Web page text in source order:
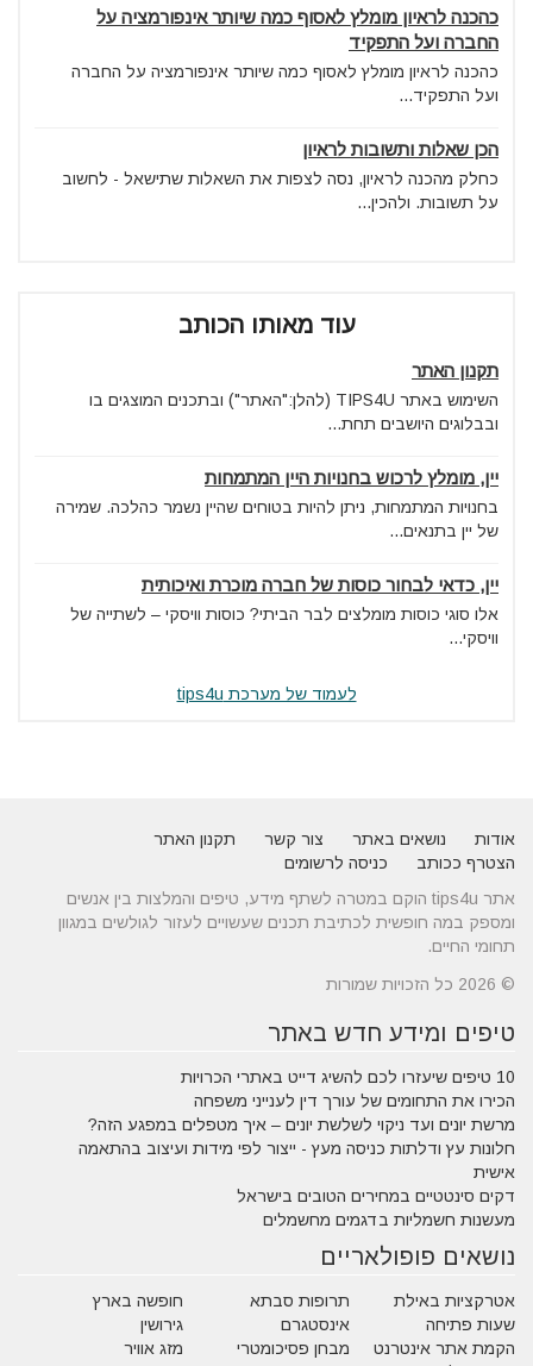
כהכנה לראיון מומלץ לאסוף כמה שיותר אינפורמציה על
החברה ועל התפקיד
כהכנה לראיון מומלץ לאסוף כמה שיותר אינפורמציה על החברה
ועל התפקיד...
הכן שאלות ותשובות לראיון
כחלק מהכנה לראיון, נסה לצפות את השאלות שתישאל - לחשוב
על תשובות. ולהכין...
עוד מאותו הכותב
תקנון האתר
השימוש באתר TIPS4U (להלן:"האתר") ובתכנים המוצגים בו
ובבלוגים היושבים תחת...
יין, מומלץ לרכוש בחנויות היין המתמחות
בחנויות המתמחות, ניתן להיות בטוחים שהיין נשמר כהלכה. שמירה
של יין בתנאים...
יין, כדאי לבחור כוסות של חברה מוכרת ואיכותית
אלו סוגי כוסות מומלצים לבר הביתי? כוסות וויסקי – לשתייה של
וויסקי...
לעמוד של מערכת tips4u
אודות נושאים באתר צור קשר
תקנון האתר
הצטרף ככותב
כניסה לרשומים
אתר tips4u הוקם במטרה לשתף מידע, טיפים והמלצות בין אנשים
ומספק במה חופשית לכתיבת תכנים שעשויים לעזור לגולשים במגוון
תחומי החיים.
© 2026 כל הזכויות שמורות
טיפים ומידע חדש באתר
10 טיפים שיעזרו לכם להשיג דייט באתרי הכרויות
הכירו את התחומים של עורך דין לענייני משפחה
מרשת יונים ועד ניקוי לשלשת יונים – איך מטפלים במפגע הזה?
חלונות עץ ודלתות כניסה מעץ - ייצור לפי מידות ועיצוב בהתאמה
אישית
דקים סינטטיים במחירים הטובים בישראל
מעשנות חשמליות בדגמים מחשמלים
נושאים פופולאריים
אטרקציות באילת תרופות סבתא
חופשה בארץ
שעות פתיחה
אינסטגרם
גירושין
הקמת אתר אינטרנט
מבחן פסיכומטרי
מזג אוויר